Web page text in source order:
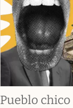
Pueblo chico